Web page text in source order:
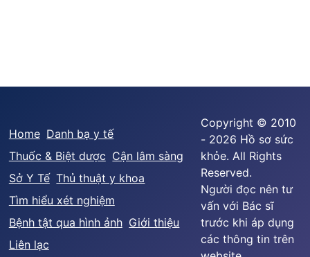
Home Danh bạ y tế
Thuốc & Biệt dược Cận lâm sàng
Sở Y Tế Thủ thuật y khoa
Tìm hiểu xét nghiệm
Bệnh tật qua hình ảnh Giới thiệu
Liên lạc
Copyright © 2010
- 2026 Hồ sơ sức
khỏe. All Rights
Reserved.
Người đọc nên tư
vấn với Bác sĩ
trước khi áp dụng
các thông tin trên